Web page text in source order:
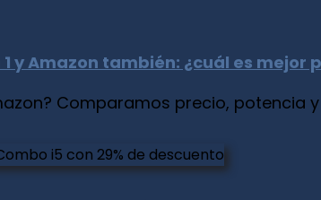
y Amazon también: ¿cuál es mejor
Comparamos precio,